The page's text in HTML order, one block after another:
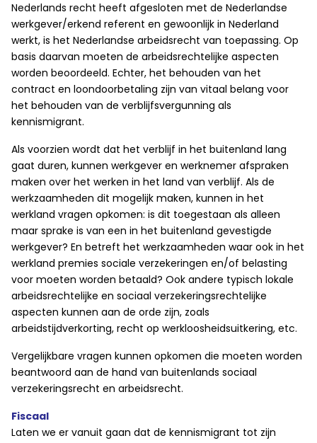
Nederlands recht heeft afgesloten met de Nederlandse
werkgever/erkend referent en gewoonlijk in Nederland
werkt, is het Nederlandse arbeidsrecht van toepassing. Op
basis daarvan moeten de arbeidsrechtelijke aspecten
worden beoordeeld. Echter, het behouden van het
contract en loondoorbetaling zijn van vitaal belang voor
het behouden van de verblijfsvergunning als
kennismigrant.
Als voorzien wordt dat het verblijf in het buitenland lang
gaat duren, kunnen werkgever en werknemer afspraken
maken over het werken in het land van verblijf. Als de
werkzaamheden dit mogelijk maken, kunnen in het
werkland vragen opkomen: is dit toegestaan als alleen
maar sprake is van een in het buitenland gevestigde
werkgever? En betreft het werkzaamheden waar ook in het
werkland premies sociale verzekeringen en/of belasting
voor moeten worden betaald? Ook andere typisch lokale
arbeidsrechtelijke en sociaal verzekeringsrechtelijke
aspecten kunnen aan de orde zijn, zoals
arbeidstijdverkorting, recht op werkloosheidsuitkering, etc.
Vergelijkbare vragen kunnen opkomen die moeten worden
beantwoord aan de hand van buitenlands sociaal
verzekeringsrecht en arbeidsrecht.
Fiscaal
Laten we er vanuit gaan dat de kennismigrant tot zijn